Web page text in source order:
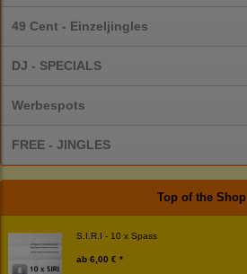
49 Cent - Einzeljingles
DJ - SPECIALS
Werbespots
FREE - JINGLES
Top of the Shop
S.I.R.I - 10 x Spass
ab 6,00 € *